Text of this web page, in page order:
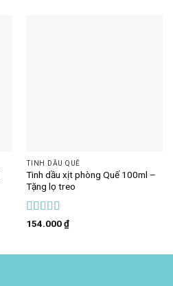
TINH DẦU QUẾ
Tinh dầu xịt phòng Quế 100ml –
Tặng lọ treo
Được xếp
154.000₫